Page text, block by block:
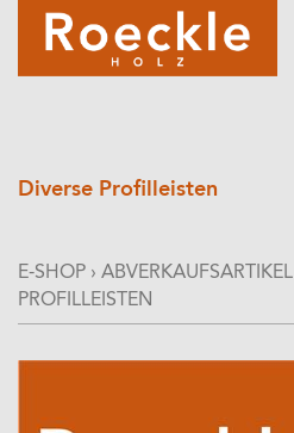
Diverse Profilleisten
E-SHOP › ABVERKAUFSARTIKEL
PROFILLEISTEN